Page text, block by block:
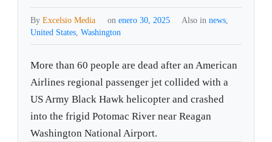
ByExcelsio Media on enero 30, 2025 Also in news,
United States,Washington
More than 60 people are dead after an American
Airlines regional passenger jet collided with a
US Army Black Hawk helicopter and crashed
into the frigid Potomac River near Reagan
Washington National Airport.